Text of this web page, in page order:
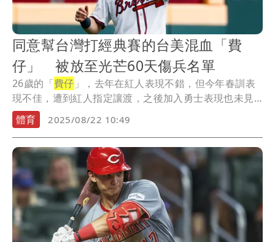
同意幫台灣打經典賽的台美混血「費
仔」 被放至光芒60天傷兵名單
26歲的「費仔 」，去年在紅人表現不錯，但今年春訓表
現不佳，遭到紅人指定讓渡，之後加入勇士表現也未見
起...
體育 2025/08/22 10:49